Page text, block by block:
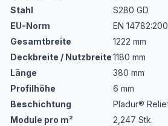
Stahl
S280 GD
EU-Norm
EN
Gesamtbreite
1222 mm
Deckbreite / Nutzbreite1180 mm
Länge
380 mm
Profilhöhe
6 mm
Beschichtung
Pladur®
Module pro m²
2,247 Stk.